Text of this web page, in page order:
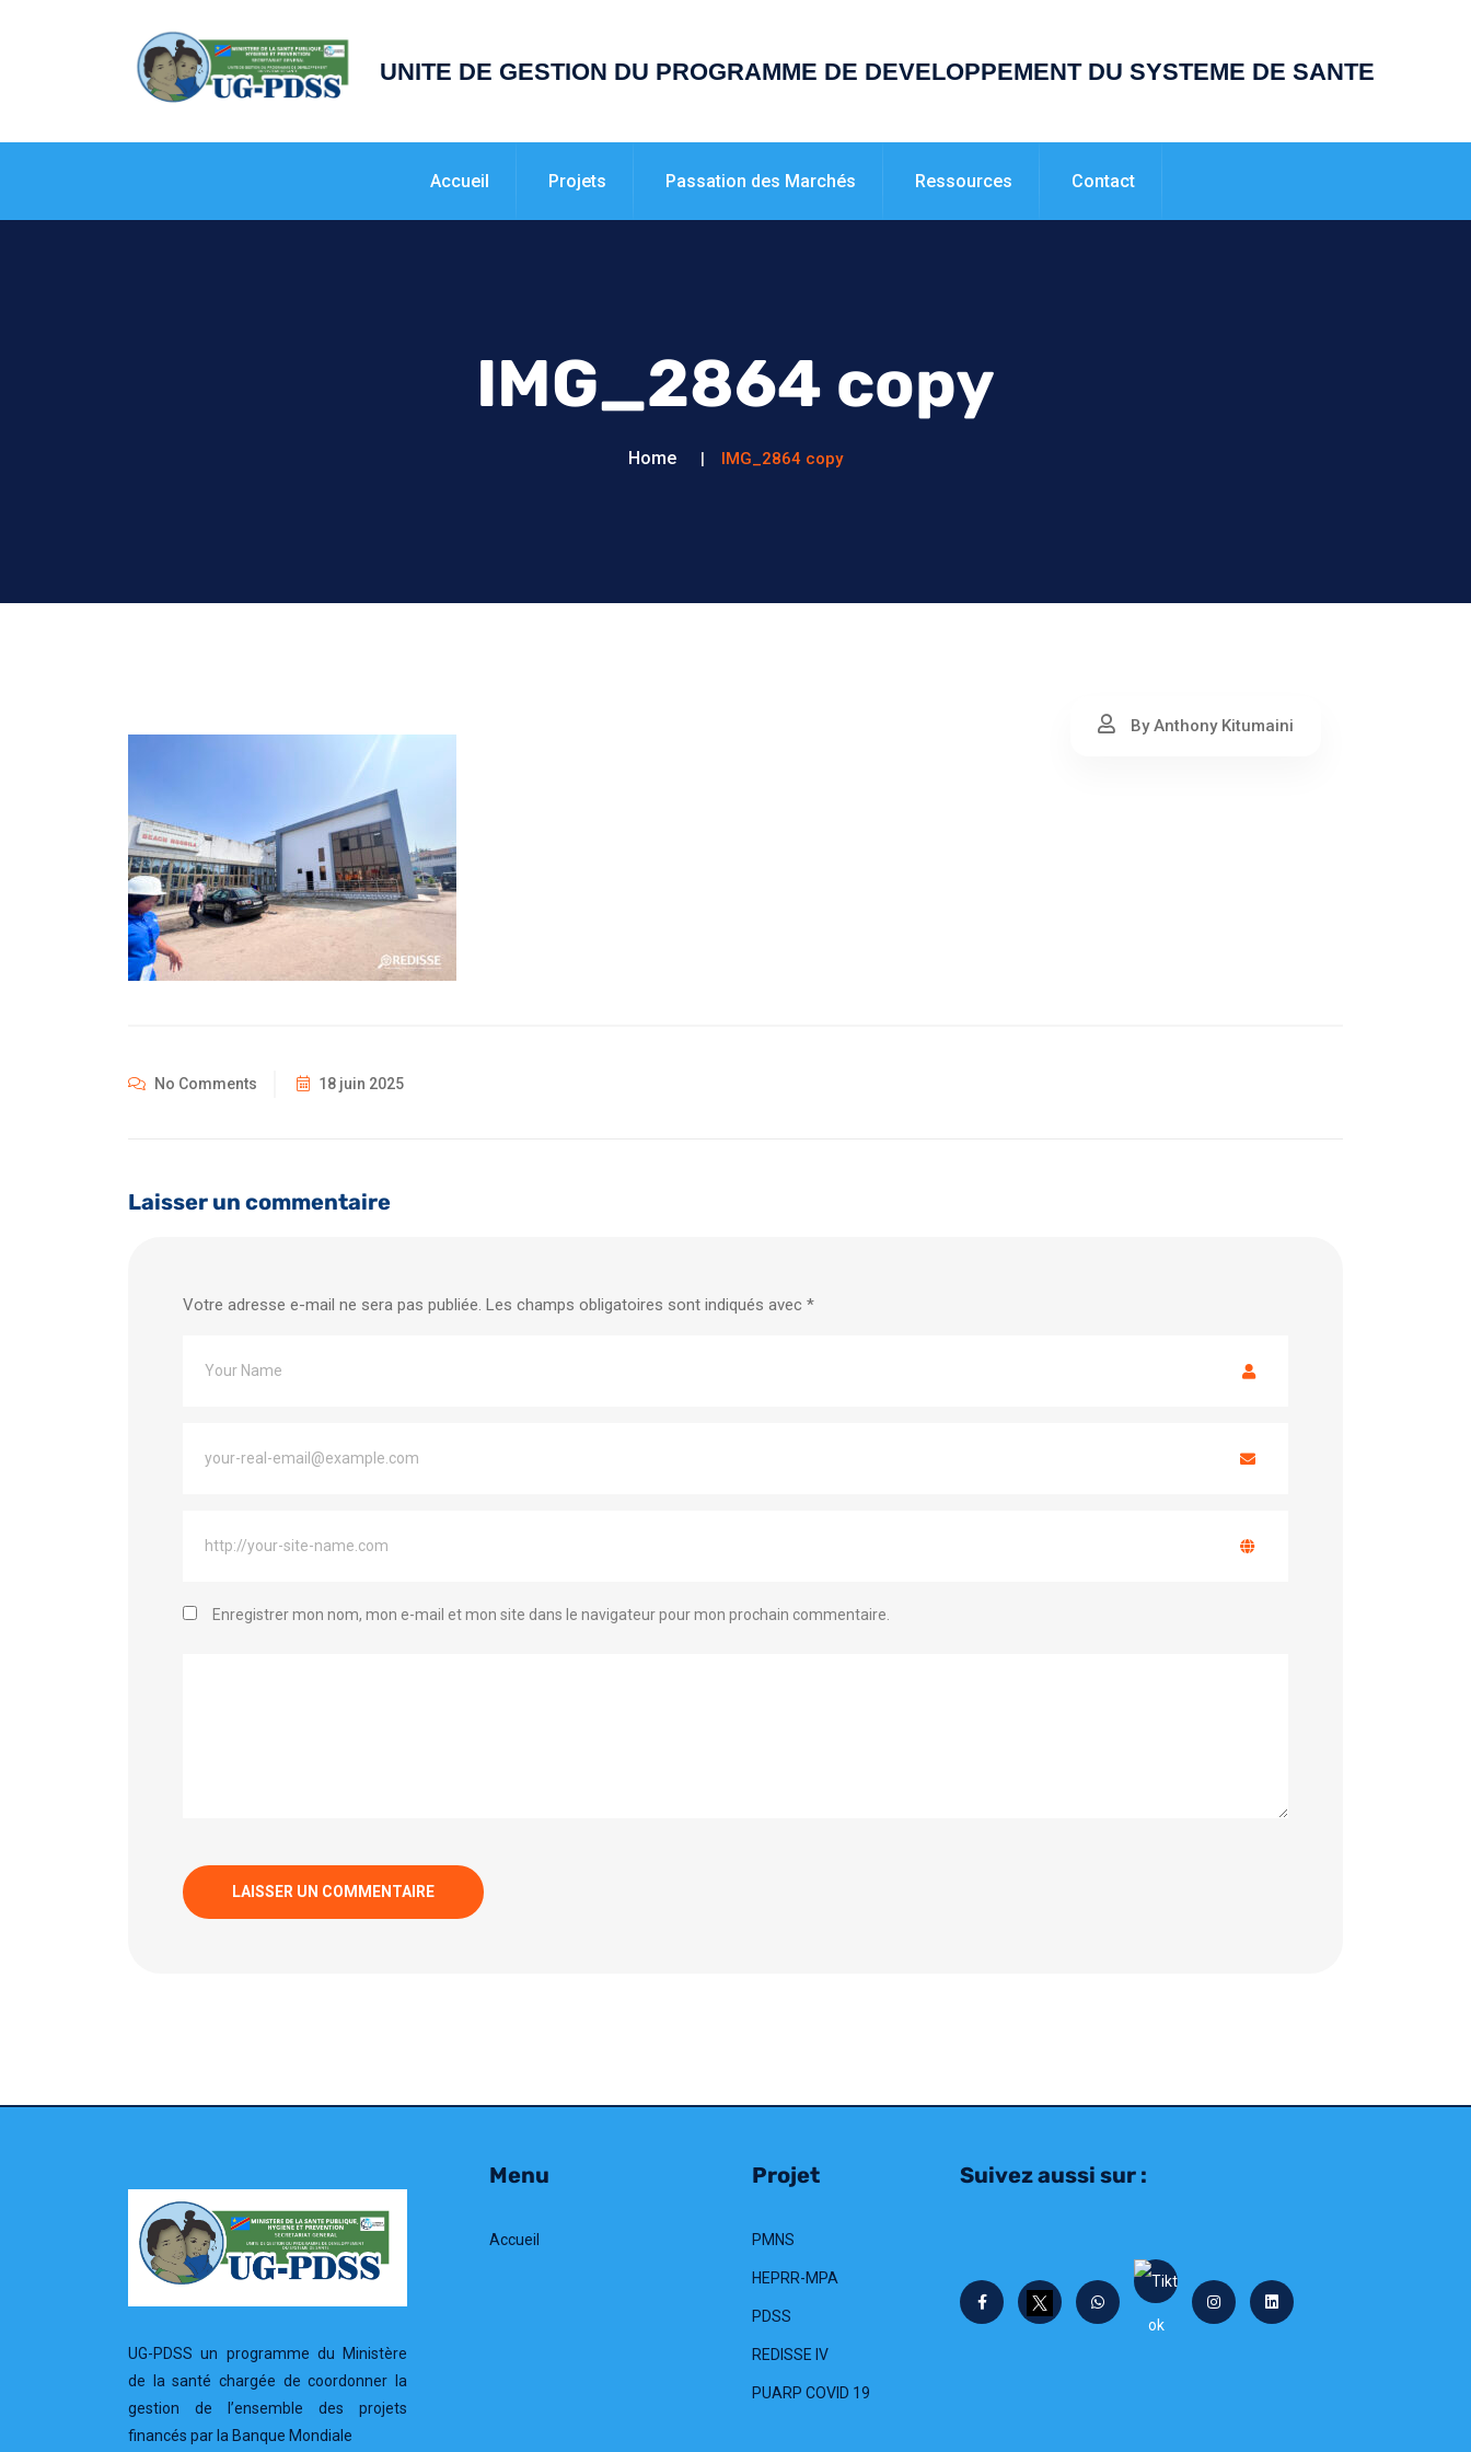
UNITE DE GESTION DU PROGRAMME DE DEVELOPPEMENT DU SYSTEME DE SANTE
Accueil Projets Passation des Marchés Ressources Contact
IMG_2864 copy
Home IMG_2864 copy
By Anthony Kitumaini
No Comments 18 juin 2025
Laisser un commentaire
Votre adresse e-mail ne sera pas publiée. Les champs obligatoires sont indiqués avec *
Enregistrer mon nom, mon e-mail et mon site dans le navigateur pour mon prochain commentaire.
UG-PDSS un programme du Ministère
de la santé chargée de coordonner la
gestion de l’ensemble des projets
financés par la Banque Mondiale
Menu
Accueil
Projet
PMNS
HEPRR-MPA
PDSS
REDISSE IV
PUARP COVID 19
Suivez aussi sur :